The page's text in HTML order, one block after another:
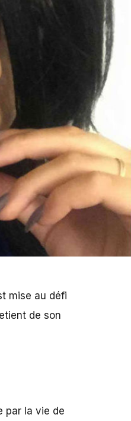
mise au défi
de son
par la vie de